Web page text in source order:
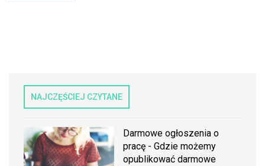
NAJCZĘŚCIEJ CZYTANE
Darmowe ogłoszenia o
pracę - Gdzie możemy
opublikować darmowe